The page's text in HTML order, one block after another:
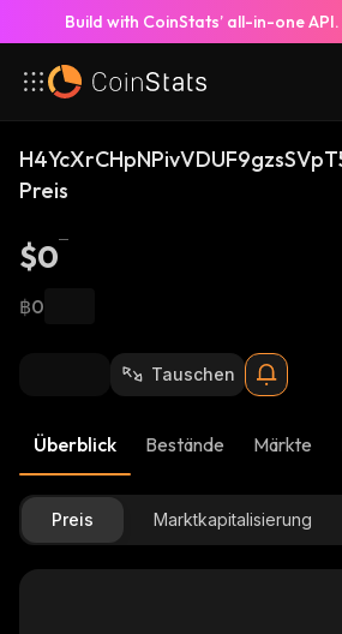
Build with CoinStats’ all-in-one API.
Preis
$0
฿0
Tauschen
Überblick Bestände Märkte
Preis Marktkapitalisierung